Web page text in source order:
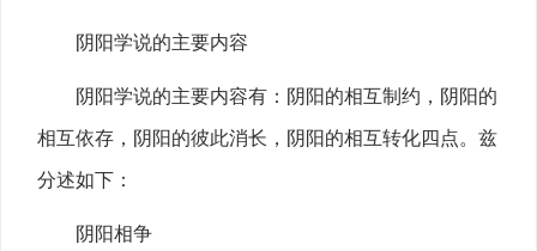
阴阳学说的主要内容
阴阳学说的主要内容有：阴阳的相互制约，阴阳的
相互依存，阴阳的彼此消长，阴阳的相互转化四点。兹
分述如下：
阴阳相争